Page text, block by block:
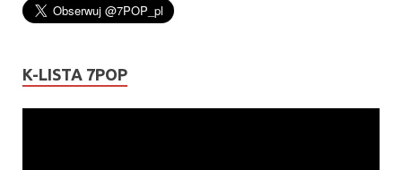
K-LISTA 7POP